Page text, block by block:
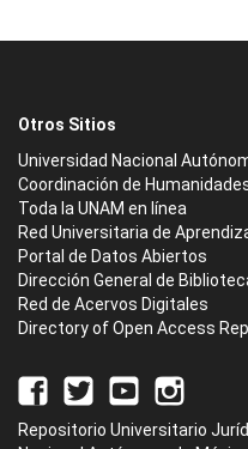
Otros Sitios
Universidad Nacional
Coordinación de
Toda la UNAM en línea
Red Universitaria de
Portal de Datos Abiertos
Dirección General de
Red de Acervos Digitales
Directory of Open Access
Repositorio Universitario